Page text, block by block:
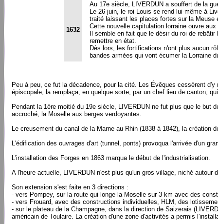
1632
Au 17e siècle, LIVERDUN a souffert de la
Le 26 juin, le roi Louis se rend lui-même à
traité laissant les places fortes sur la Meuse
Cette nouvelle capitulation lorraine ouvre
Il semble en fait que le désir du roi de
remettre en état.
Dès lors, les fortifications n'ont plus aucun
bandes armées qui vont écumer la Lorraine
Peu à peu, ce fut la décadence, pour la cité. Les Évêques cessèrent
épiscopale, la remplaça, en quelque sorte, par un chef lieu de canton,
Pendant la 1ère moitié du 19e siècle, LIVERDUN ne fut plus que le but
accroché, la Moselle aux berges verdoyantes.
Le creusement du canal de la Marne au Rhin (1838 à 1842), la
L'édification des ouvrages d'art (tunnel, ponts) provoqua l'arrivée d'un
L'installation des Forges en 1863 marqua le début de l'industrialisation.
A l'heure actuelle, LIVERDUN n'est plus qu'un gros village, niché autour
Son extension s'est faite en 3 directions :
- vers Pompey, sur la route qui longe la Moselle sur 3 km avec des
- vers Frouard, avec des constructions individuelles, HLM, des
- sur le plateau de la Champagne, dans la direction de Saizerais
américain de Toulaire. La création d'une zone d'activités a permis